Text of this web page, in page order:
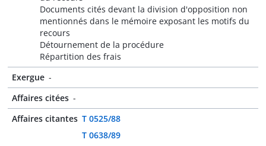
Documents cités devant la division d'opposition non
mentionnés dans le mémoire exposant les motifs du
recours
Détournement de la procédure
Répartition des frais
Exergue -
Affaires citées -
Affaires citantes T 0525/88
T 0638/89